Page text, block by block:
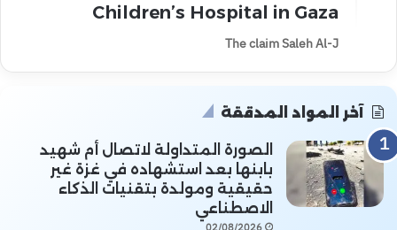
Children’s Hospital in Gaza
The claim Saleh Al-J
آخر المواد المدققة
الصورة المتداولة لاتصال أم شهيد
بابنها بعد استشهاده في غزة غير
حقيقية ومولدة بتقنيات الذكاء
الاصطناعي